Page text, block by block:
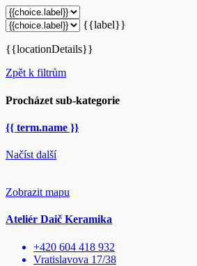
{{label}}
{{locationDetails}}
Zpět k filtrům
Procházet sub-kategorie
{{ term.name }}
Načíst další
Zobrazit mapu
Ateliér Daič Keramika
+420 604 418 932
Vratislavova 17/38